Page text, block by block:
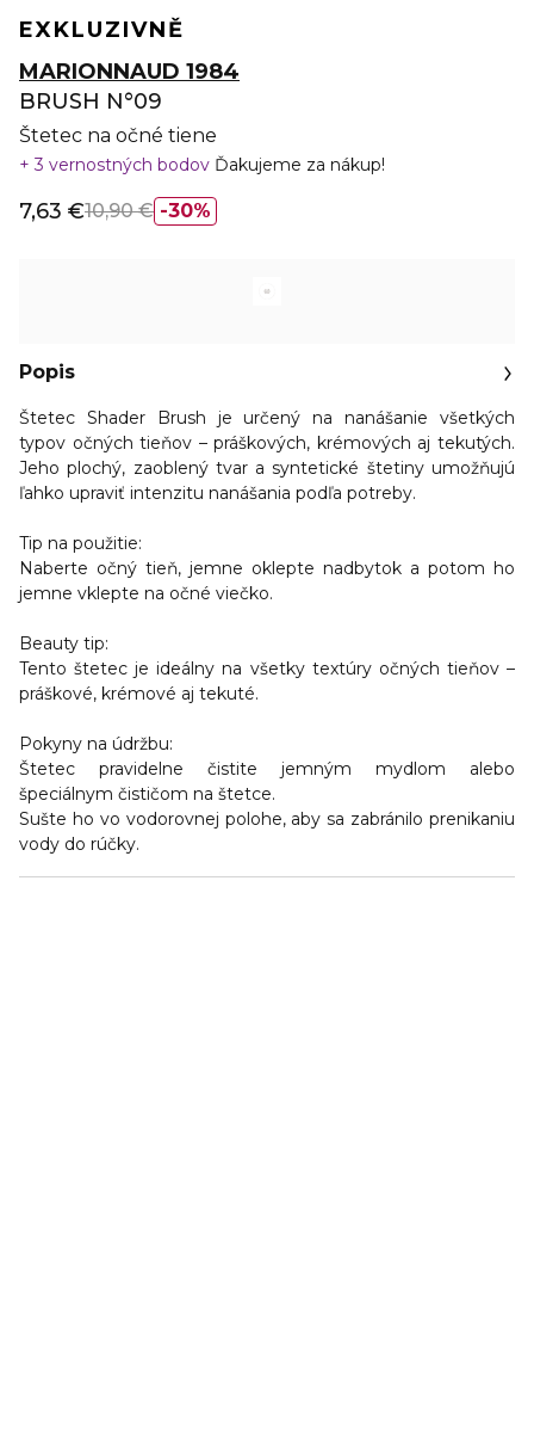
EXKLUZIVNĚ
MARIONNAUD 1984
BRUSH N°09
Štetec na očné tiene
3 vernostných bodov Ďakujeme za nákup!
30%
7,63 €10,90 €
Popis
Štetec Shader Brush je určený na nanášanie všetkých
typov očných tieňov – práškových, krémových aj tekutých.
Jeho plochý, zaoblený tvar a syntetické štetiny umožňujú
ľahko upraviť intenzitu nanášania podľa potreby.
Tip na použitie:
Naberte očný tieň, jemne oklepte nadbytok a potom ho
jemne vklepte na očné viečko.
Beauty tip:
Tento štetec je ideálny na všetky textúry očných tieňov –
práškové, krémové aj tekuté.
Pokyny na údržbu:
Štetec pravidelne čistite jemným mydlom alebo
špeciálnym čističom na štetce.
Sušte ho vo vodorovnej polohe, aby sa zabránilo prenikaniu
vody do rúčky.